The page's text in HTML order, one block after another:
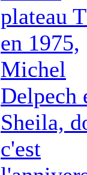
plateau
en 1975,
Michel
Delpech
Sheila,
c'est